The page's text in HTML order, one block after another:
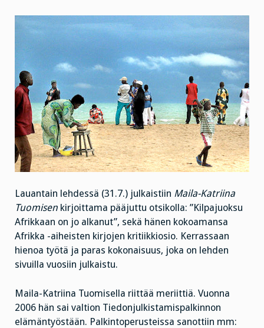
Lauantain lehdessä (31.7.) julkaistiin Maila-Katriina
Tuomisen kirjoittama pääjuttu otsikolla: ”Kilpajuoksu
Afrikkaan on jo alkanut”, sekä hänen kokoamansa
Afrikka -aiheisten kirjojen kritiikkiosio. Kerrassaan
hienoa työtä ja paras kokonaisuus, joka on lehden
sivuilla vuosiin julkaistu.
Maila-Katriina Tuomisella riittää meriittiä. Vuonna
2006 hän sai valtion Tiedonjulkistamispalkinnon
elämäntyöstään. Palkintoperusteissa sanottiin mm: